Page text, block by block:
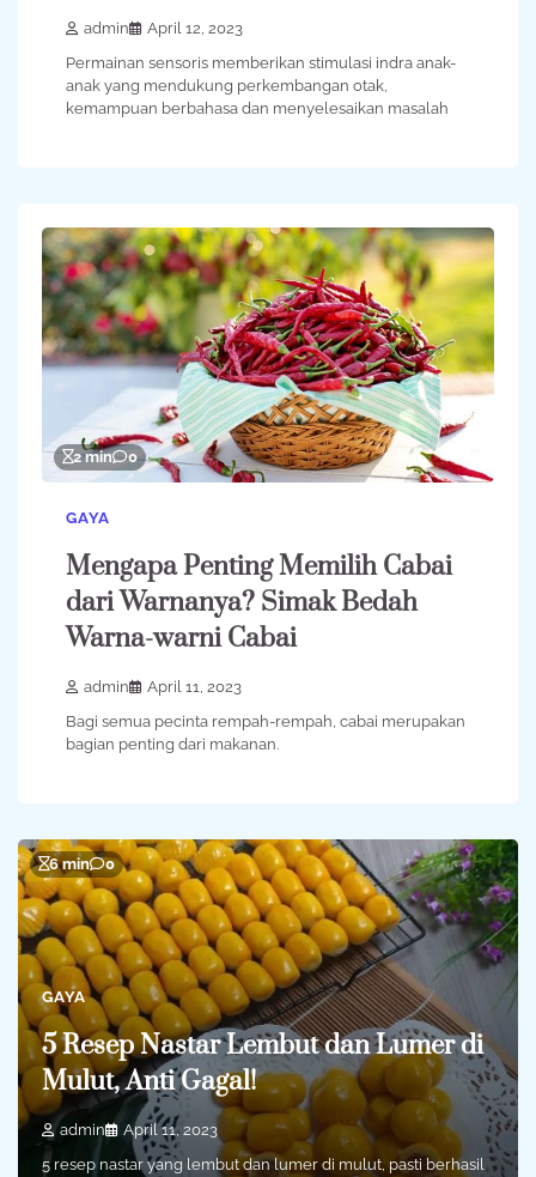
admin
April 12, 2023
Permainan sensoris memberikan stimulasi indra anak-
anak yang mendukung perkembangan otak,
kemampuan berbahasa dan menyelesaikan masalah
2 min 0
GAYA
Mengapa Penting Memilih Cabai
dari Warnanya? Simak Bedah
Warna-warni Cabai
admin
April 11, 2023
Bagi semua pecinta rempah-rempah, cabai merupakan
bagian penting dari makanan.
6 min 0
GAYA
5 Resep Nastar Lembut dan Lumer di
Mulut, Anti Gagal!
admin
April 11, 2023
5 resep nastar yang lembut dan lumer di mulut, pasti berhasil